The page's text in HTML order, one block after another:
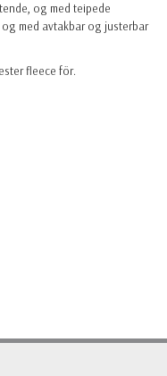
og med teipede
med avtakbar og justerbar
fleece för.